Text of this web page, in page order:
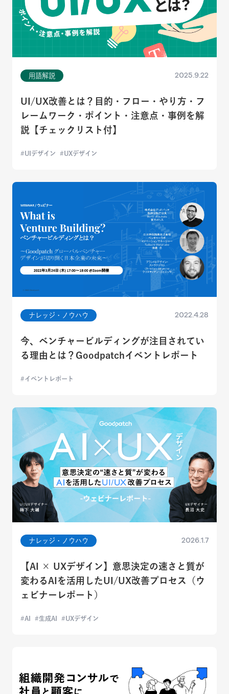
用語解説 2025.9.22
UI/UX改善とは？目的・フロー・やり方・フ
レームワーク・ポイント・注意点・事例を解
説【チェックリスト付】
UIデザイン UXデザイン
ナレッジ・ノウハウ 2022.4.28
今、ベンチャービルディングが注目されてい
る理由とは？Goodpatchイベントレポート
イベントレポート
ナレッジ・ノウハウ 2026.1.7
【AI × UXデザイン】意思決定の速さと質が
変わるAIを活用したUI/UX改善プロセス（ウ
ェビナーレポート）
AI 生成AI UXデザイン